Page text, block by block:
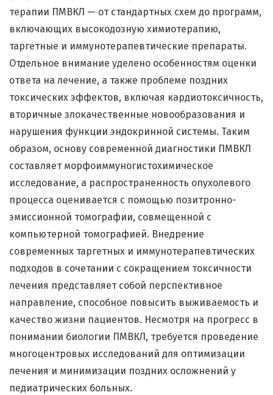
терапии ПМВКЛ — от стандартных схем до программ,
включающих высокодозную химиотерапию,
таргетные и иммунотерапевтические препараты.
Отдельное внимание уделено особенностям оценки
ответа на лечение, а также проблеме поздних
токсических эффектов, включая кардиотоксичность,
вторичные злокачественные новообразования и
нарушения функции эндокринной системы. Таким
образом, основу современной диагностики ПМВКЛ
составляет морфоиммуногистохимическое
исследование, а распространенность опухолевого
процесса оценивается с помощью позитронно-
эмиссионной томографии, совмещенной с
компьютерной томографией. Внедрение
современных таргетных и иммунотерапевтических
подходов в сочетании с сокращением токсичности
лечения представляет собой перспективное
направление, способное повысить выживаемость и
качество жизни пациентов. Несмотря на прогресс в
понимании биологии ПМBКЛ, требуется проведение
многоцентровых исследований для оптимизации
лечения и минимизации поздних осложнений у
педиатрических больных.